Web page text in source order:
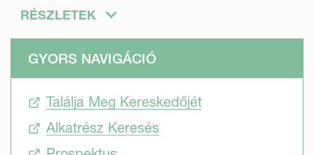
termény egyenletes és gyors szárítására. A Kverneland
RÉSZLETEK
GYORS NAVIGÁCIÓ
Találja Meg Kereskedőjét
Alkatrész Keresés